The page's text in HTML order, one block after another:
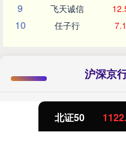
9 飞天诚信
10 任子行
沪深京
北证50